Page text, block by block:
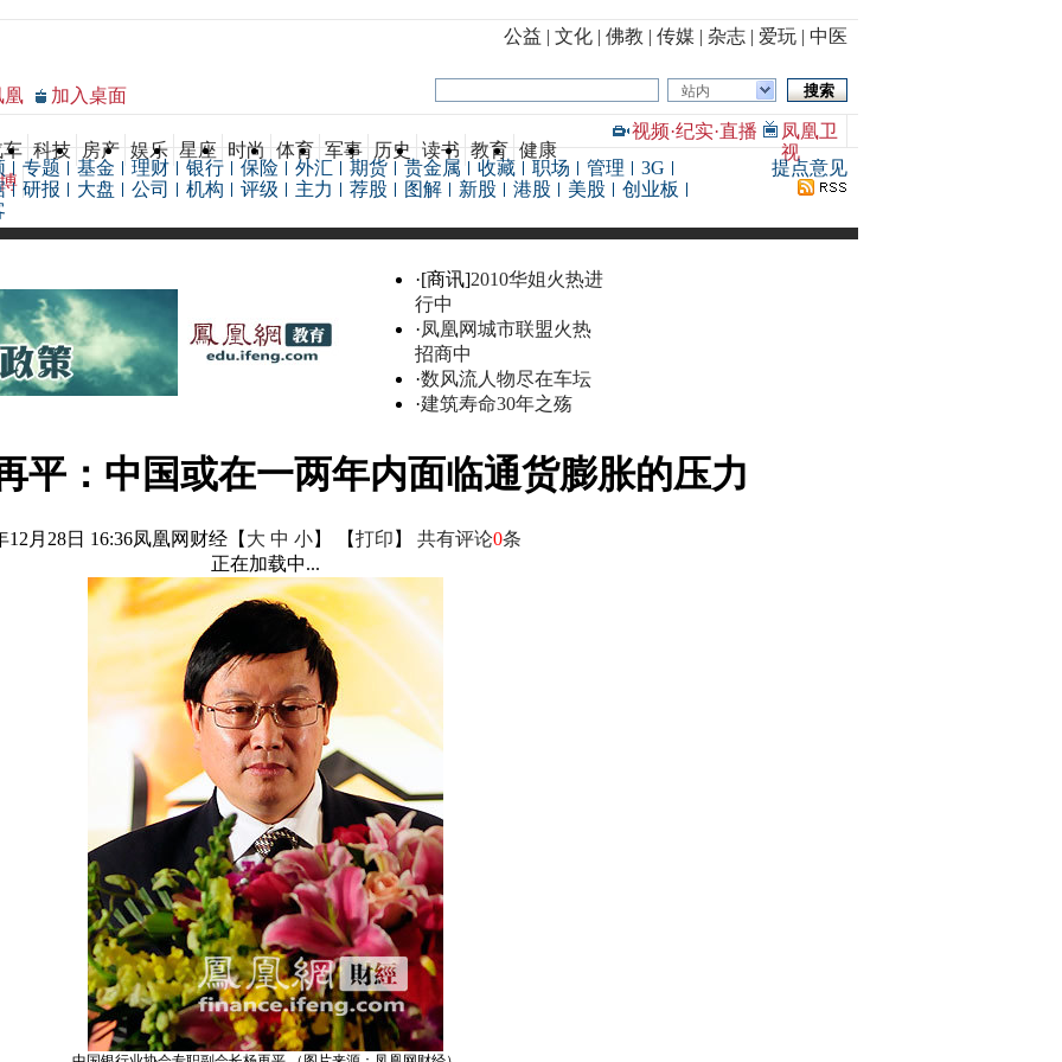
公益 | 文化 | 佛教 | 传媒 | 杂志 | 爱玩 | 中医
凰 加入桌面 站内
车 科技 房产 娱乐 星座 时尚 体育 军事 历史 读书 教育 健康
视频·纪实·直播
凤凰卫
视
专题 基金 理财 银行 保险 外汇 期货 贵金属 收藏 职场 管理
3G
研报 大盘 公司 机构 评级 主力 荐股 图解 新股 港股 美股
创业板
提点意见
·[商讯]2010华姐火热进
行中
·凤凰网城市联盟火热
招商中
·数风流人物尽在车坛
·建筑寿命30年之殇
平：中国或在一两年内面临通货膨胀的压力
12月28日 16:36凤凰网财经 【 大 中 小】 【打印 】 共有评论0条
正在加载中...